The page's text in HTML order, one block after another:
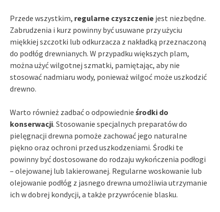
Przede wszystkim, regularne czyszczenie jest niezbędne.
Zabrudzenia i kurz powinny być usuwane przy użyciu
miękkiej szczotki lub odkurzacza z nakładką przeznaczoną
do podłóg drewnianych. W przypadku większych plam,
można użyć wilgotnej szmatki, pamiętając, aby nie
stosować nadmiaru wody, ponieważ wilgoć może uszkodzić
drewno.
Warto również zadbać o odpowiednie środki do
konserwacji. Stosowanie specjalnych preparatów do
pielęgnacji drewna pomoże zachować jego naturalne
piękno oraz ochroni przed uszkodzeniami. Środki te
powinny być dostosowane do rodzaju wykończenia podłogi
– olejowanej lub lakierowanej. Regularne woskowanie lub
olejowanie podłóg z jasnego drewna umożliwia utrzymanie
ich w dobrej kondycji, a także przywrócenie blasku.